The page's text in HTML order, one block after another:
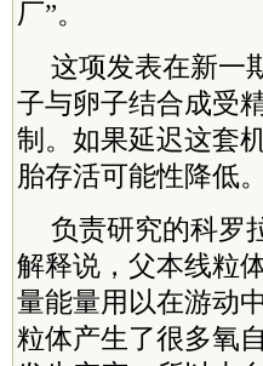
厂”。
这项发表在新一
子与卵子结合成受
制。如果延迟这套
胎存活可能性降低。
负责研究的科罗
解释说，父本线粒
量能量用以在游动
粒体产生了很多氧